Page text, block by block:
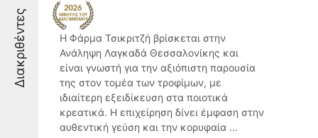
Διακριθέντες
Η Φάρμα Τσικριτζή βρίσκεται στην
Ανάληψη Λαγκαδά Θεσσαλονίκης και
είναι γνωστή για την αξιόπιστη παρουσία
της στον τομέα των τροφίμων, με
ιδιαίτερη εξειδίκευση στα ποιοτικά
κρεατικά. Η επιχείρηση δίνει έμφαση στην
αυθεντική γεύση και την κορυφαία ...